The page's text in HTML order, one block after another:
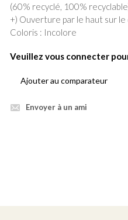
(60% recyclé, 100%
+) Ouverture par le haut sur
Coloris : Incolore
Veuillez vous connecter
Ajouter au comparateur
Envoyer à un ami